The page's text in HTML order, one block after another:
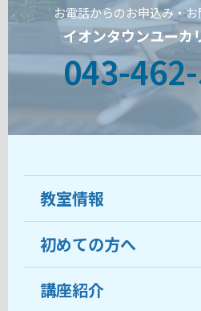
お電話からのお申込み・
イオンタウンユーカ
043-
教室情報
教室について
受講生の声
初めての方へ
ココがおすすめ
講座紹介